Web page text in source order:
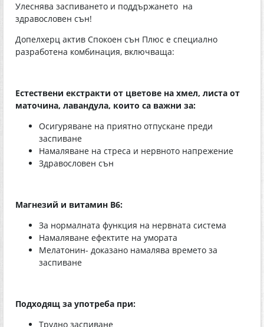
Улеснява заспиването и поддържането на
здравословен сън!
Допелхерц актив Спокоен сън Плюс е специално
разработена комбинация, включваща:
Естествени екстракти от цветове на хмел, листа от
маточина, лавандула, които са важни за:
Осигуряване на приятно отпускане преди
заспиване
Намаляване на стреса и нервното напрежение
Здравословен сън
Магнезий и витамин В6:
За нормалната функция на нервната система
Намаляване ефектите на умората
Мелатонин- доказано намалява времето за
заспиване
Подходящ за употреба при:
Трудно заспиване